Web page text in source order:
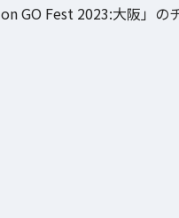
GO Fest 2023:大阪」の